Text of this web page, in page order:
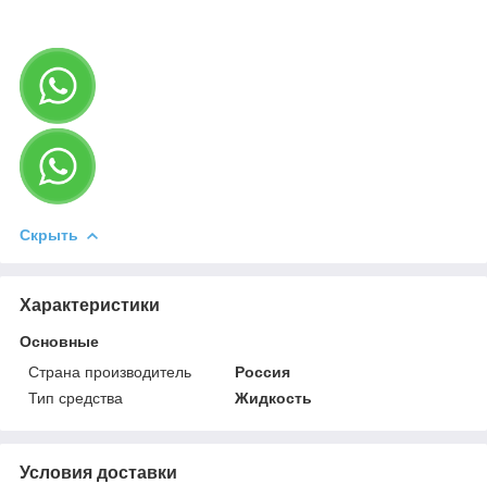
Скрыть
Характеристики
Основные
Страна производитель
Россия
Тип средства
Жидкость
Условия доставки